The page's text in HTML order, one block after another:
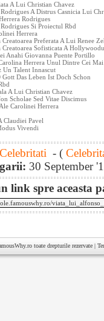
A Lui Christian Chavez
A Distrus Casnicia Lui
Rodrigues
Si Proiectul Rbd
Herrera
Preferata A Lui Renee
Creatoarea Sofisticata A
Anahi Giovanna Puente Portillo
Herrera Unul Dintre Cei
Un Talent Innascut
Gott Das Leben Ist Doch Schon
A Lui Christian Chavez
Scholae Sed Vitae Discimus
Carolinei Herrera
Claudiei Pavel
Vivendi
Celebritati - (
30 September
link spre aceasta
toate drepturile rezervate |